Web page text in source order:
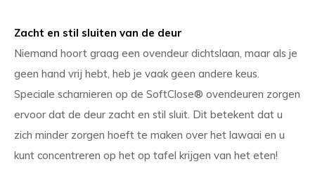
Zacht en stil sluiten van de deur
Niemand hoort graag een ovendeur dichtslaan, maar als je
geen hand vrij hebt, heb je vaak geen andere keus.
Speciale scharnieren op de SoftClose® ovendeuren zorgen
ervoor dat de deur zacht en stil sluit. Dit betekent dat u
zich minder zorgen hoeft te maken over het lawaai en u
kunt concentreren op het op tafel krijgen van het eten!